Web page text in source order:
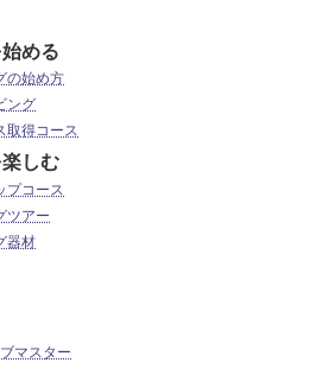
める
の始め方
ング
取得コース
しむ
プコース
ツアー
器材
マスター